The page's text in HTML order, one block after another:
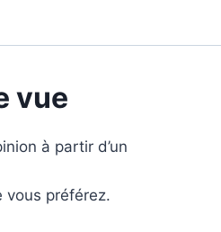
vue
à partir d’un
vous préférez.